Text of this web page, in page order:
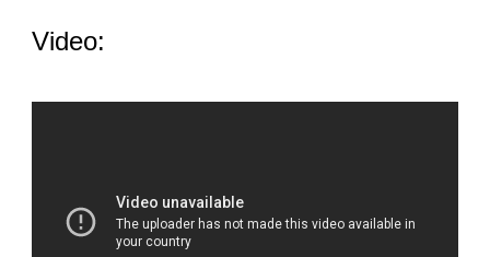
Video: